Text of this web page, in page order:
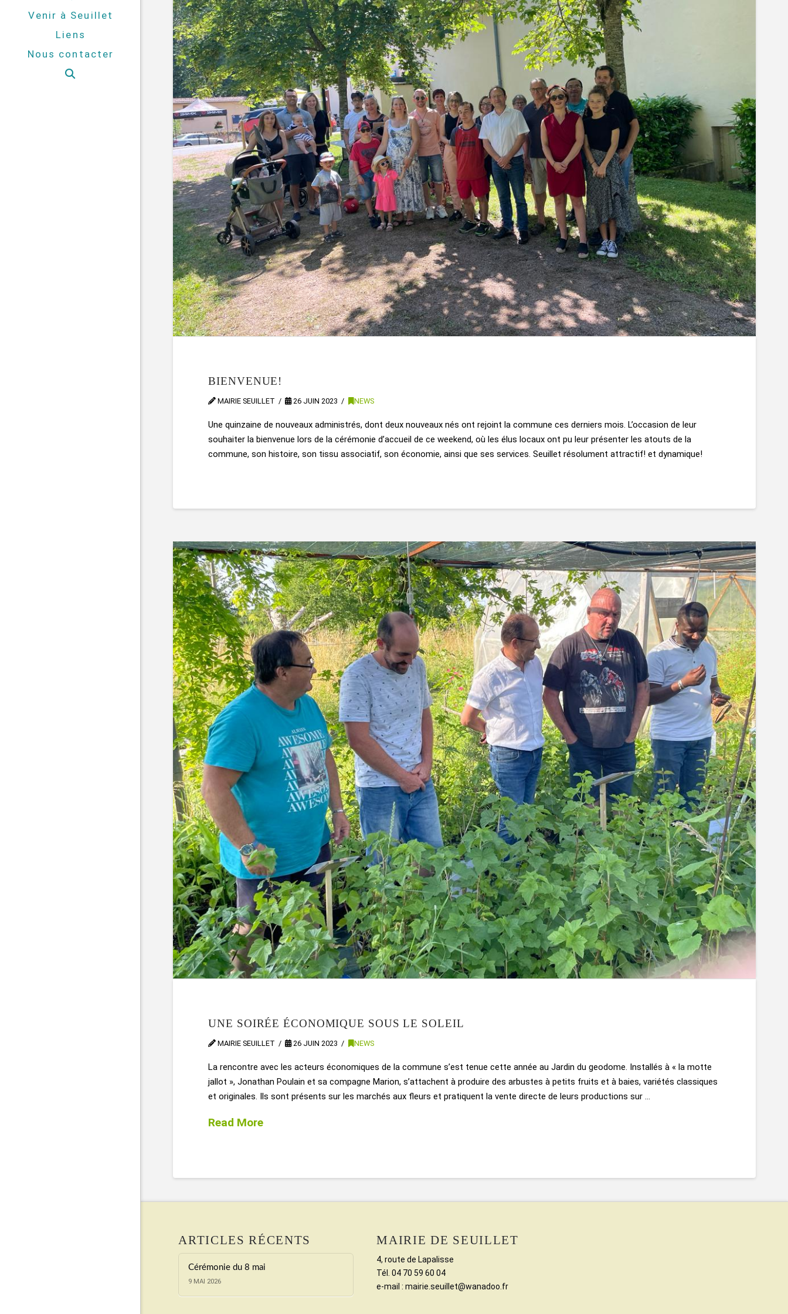
Venir à Seuillet
Liens
Nous contacter
BIENVENUE!
MAIRIE SEUILLET 26 JUIN 2023 NEWS
Une quinzaine de nouveaux administrés, dont deux nouveaux nés ont rejoint la commune ces derniers mois. L’occasion de leur
souhaiter la bienvenue lors de la cérémonie d’accueil de ce weekend, où les élus locaux ont pu leur présenter les atouts de la
commune, son histoire, son tissu associatif, son économie, ainsi que ses services. Seuillet résolument attractif! et dynamique!
UNE SOIRÉE ÉCONOMIQUE SOUS LE SOLEIL
MAIRIE SEUILLET 26 JUIN 2023 NEWS
La rencontre avec les acteurs économiques de la commune s’est tenue cette année au Jardin du geodome. Installés à « la motte
jallot », Jonathan Poulain et sa compagne Marion, s’attachent à produire des arbustes à petits fruits et à baies, variétés classiques
et originales. Ils sont présents sur les marchés aux fleurs et pratiquent la vente directe de leurs productions sur …
Read More
ARTICLES RÉCENTS
Cérémonie du 8 mai
9 MAI 2026
MAIRIE DE SEUILLET
4, route de Lapalisse
Tél. 04 70 59 60 04
e-mail : mairie.seuillet@wanadoo.fr